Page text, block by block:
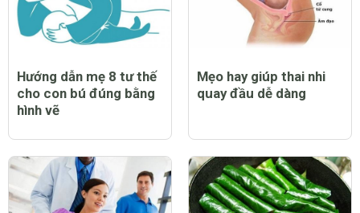
Hướng dẫn mẹ 8 tư thế
cho con bú đúng bằng
hình vẽ
Mẹo hay giúp thai nhi
quay đầu dễ dàng